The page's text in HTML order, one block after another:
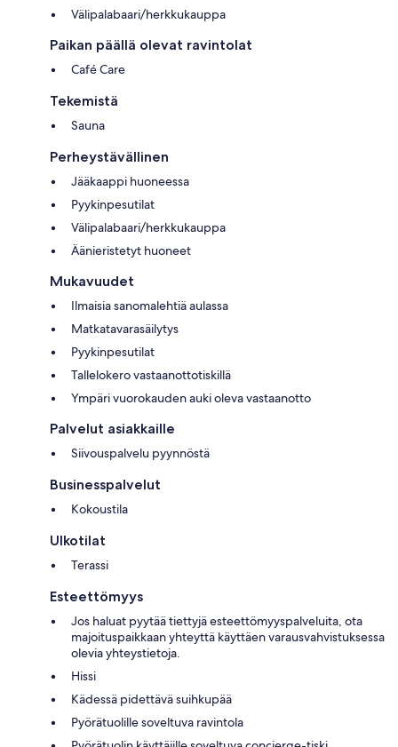
Välipalabaari/herkkukauppa
Paikan päällä olevat ravintolat
Café Care
Tekemistä
Sauna
Perheystävällinen
Jääkaappi huoneessa
Pyykinpesutilat
Välipalabaari/herkkukauppa
Äänieristetyt huoneet
Mukavuudet
Ilmaisia sanomalehtiä aulassa
Matkatavarasäilytys
Pyykinpesutilat
Tallelokero vastaanottotiskillä
Ympäri vuorokauden auki oleva vastaanotto
Palvelut asiakkaille
Siivouspalvelu pyynnöstä
Businesspalvelut
Kokoustila
Ulkotilat
Terassi
Esteettömyys
Jos haluat pyytää tiettyjä esteettömyyspalveluita, ota
majoituspaikkaan yhteyttä käyttäen varausvahvistuksessa
olevia yhteystietoja.
Hissi
Kädessä pidettävä suihkupää
Pyörätuolille soveltuva ravintola